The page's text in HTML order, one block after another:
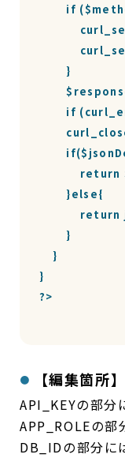
if
        }
if
        }else{
        }
    }
}
?>
【編集箇所】
API_KEYの部分
APP_ROLEの部
DB_IDの部分に